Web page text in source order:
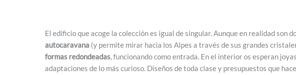
El edificio que acoge la colección es igual de singular. Aunque en realidad son
autocaravana (y permite mirar hacia los Alpes a través de sus grandes
formas redondeadas, funcionando como entrada. En el interior os esperan
adaptaciones de lo más curioso. Diseños de toda clase y presupuestos que